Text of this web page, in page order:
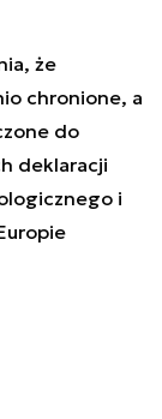
że
chronione, a
do
deklaracji
i